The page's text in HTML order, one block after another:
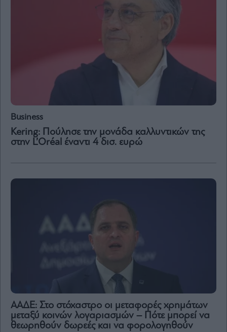
Business
Kering: Πούλησε την μονάδα καλλυντικών της
στην L’Oréal έναντι 4 δισ. ευρώ
ΑΑΔΕ: Στο στόχαστρο οι μεταφορές χρημάτων
μεταξύ κοινών λογαριασμών – Πότε μπορεί να
θεωρηθούν δωρεές και να φορολογηθούν